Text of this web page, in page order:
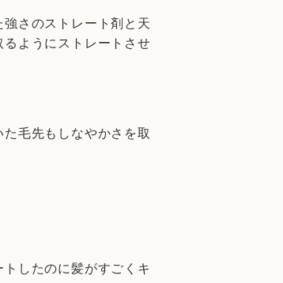
さのストレート剤と天
ようにストレートさせ
毛先もしなやかさを取
したのに髪がすごくキ